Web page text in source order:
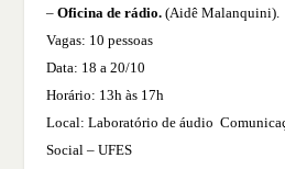
–Oficina de rádio. (Aidê Malanquini).
Vagas: 10 pessoas
Data: 18 a 20/10
Horário: 13h às 17h
Local: Laboratório de áudio
Social – UFES